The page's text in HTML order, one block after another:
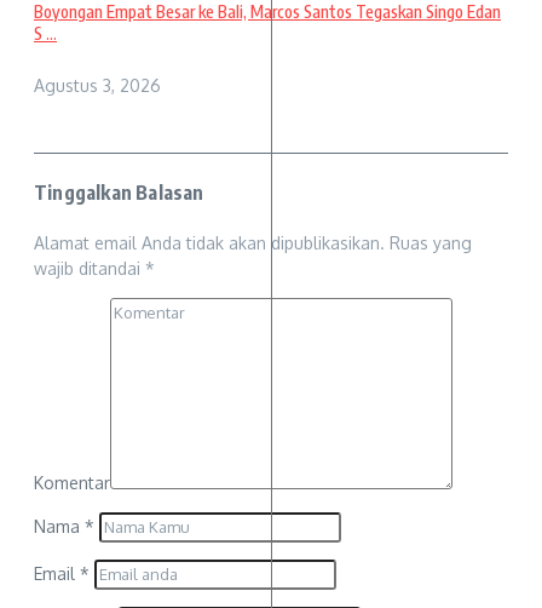
Boyongan Empat Besar ke Bali, Marcos Santos Tegaskan Singo Edan
S ...
Agustus 3, 2026
Tinggalkan Balasan
Alamat email Anda tidak akan dipublikasikan. Ruas yang
wajib ditandai *
Komentar
Nama *
Email *